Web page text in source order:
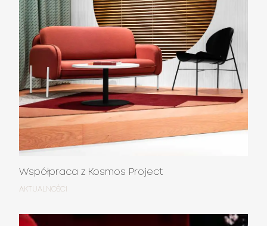
Współpraca z Kosmos Project
AKTUALNOŚCI